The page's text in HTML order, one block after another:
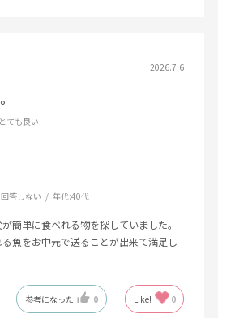
2026.7.6
ても良い
回答しない 年代:40代
簡単に食べれる物を探していました。
魚をお中元で送ることが出来て満足し
参考になった 0 Like! 0